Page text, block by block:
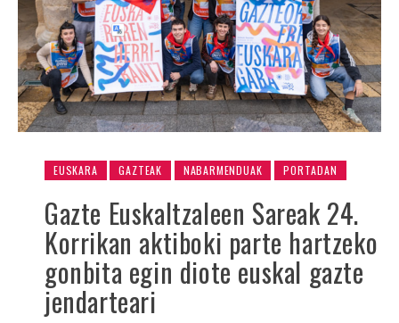
EUSKARA GAZTEAK NABARMENDUAK PORTADAN
Gazte Euskaltzaleen Sareak 24.
Korrikan aktiboki parte hartzeko
gonbita egin diote euskal gazte
jendarteari